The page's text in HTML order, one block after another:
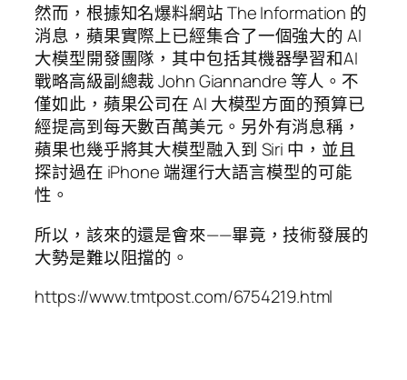
然而，根據知名爆料網站 The Information 的
消息，蘋果實際上已經集合了一個強大的 AI
大模型開發團隊，其中包括其機器學習和AI
戰略高級副總裁 John Giannandre 等人。不
僅如此，蘋果公司在 AI 大模型方面的預算已
經提高到每天數百萬美元。另外有消息稱，
蘋果也幾乎將其大模型融入到 Siri 中，並且
探討過在 iPhone 端運行大語言模型的可能
性。
所以，該來的還是會來——畢竟，技術發展的
大勢是難以阻擋的。
https://www.tmtpost.com/6754219.html